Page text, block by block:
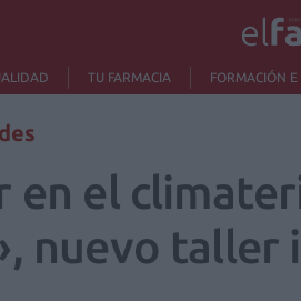
TU FARMACIA FORMACIÓN
en el
nuevo taller